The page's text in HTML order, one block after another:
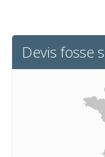
Devis fosse